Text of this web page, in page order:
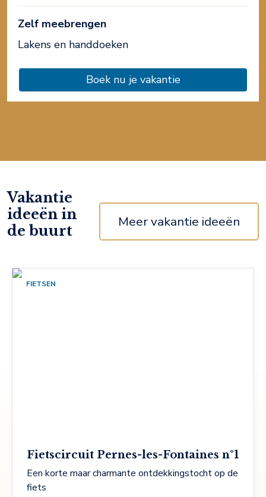
Zelf meebrengen
Lakens en handdoeken
Boek nu je vakantie
Vakantie
ideeën in
de buurt
Meer vakantie ideeën
FIETSEN
Fietscircuit Pernes-les-Fontaines n°1
Een korte maar charmante ontdekkingstocht op de
fiets